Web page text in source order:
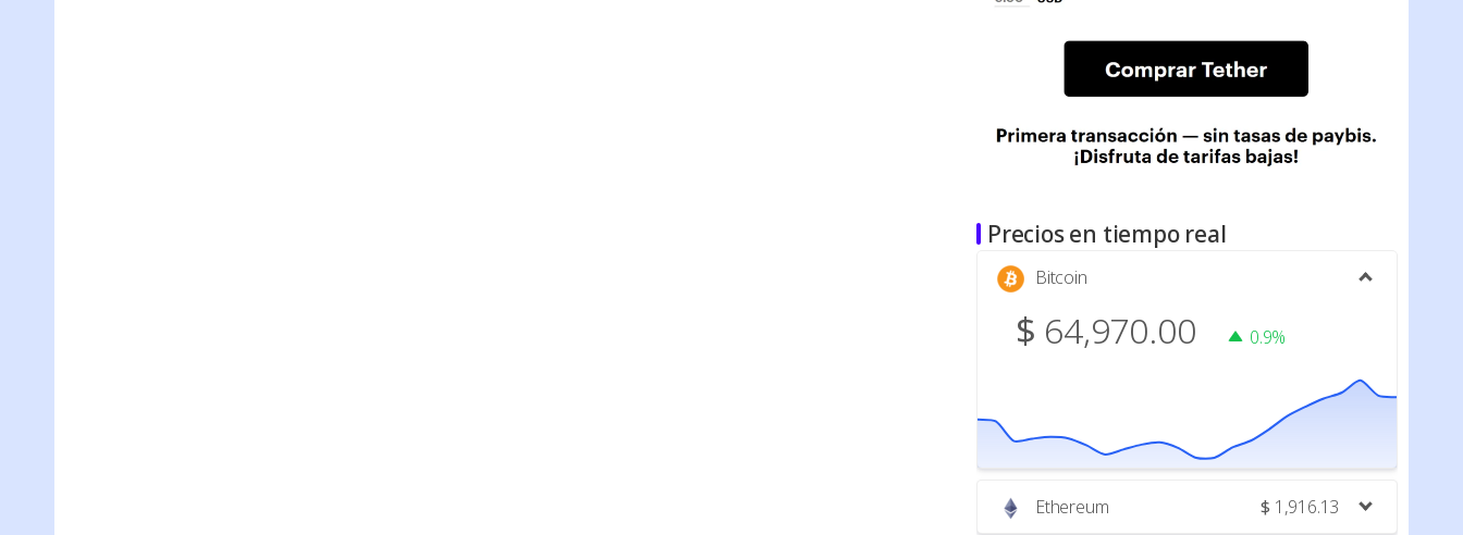
Precios en tiempo real
Bitcoin
$ 64,970.00 0.9%
Ethereum $ 1,916.13